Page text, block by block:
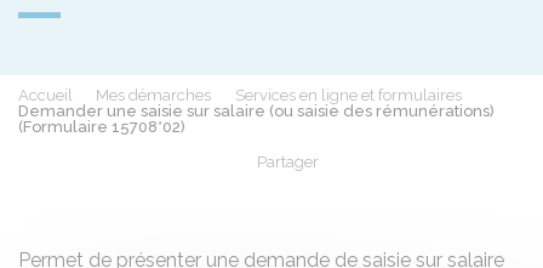
Accueil Mes démarches
Services en ligne et formulaires
Demander une saisie sur salaire (ou saisie des rémunérations)
(Formulaire 15708*02)
Partager
Permet de présenter une demande de saisie sur salaire